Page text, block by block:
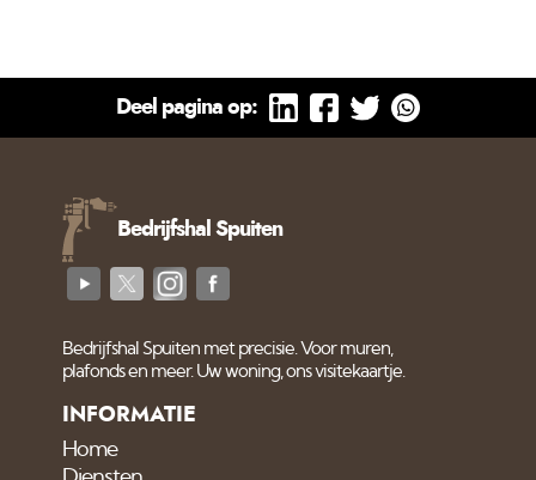
Deel pagina op:
Bedrijfshal Spuiten
Bedrijfshal Spuiten met precisie. Voor muren,
plafonds en meer. Uw woning, ons visitekaartje.
INFORMATIE
Home